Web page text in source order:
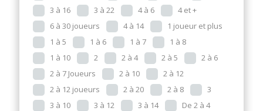
3 à 16
3 à 22 4 à 6
4 et +
6 à 30 joueurs
4 à 14
1 joueur et plus
1 à 5
1 à 6 1 à 7
1 à 8
1 à 10
2 2 à 4 2 à 5
2 à 6
2 à 7 Joueurs
2 à 10
2 à 12
2 à 12 joueurs
2 à 20 2 à 8
3
3 à 10
3 à 12 3 à 14
De 2 à 4